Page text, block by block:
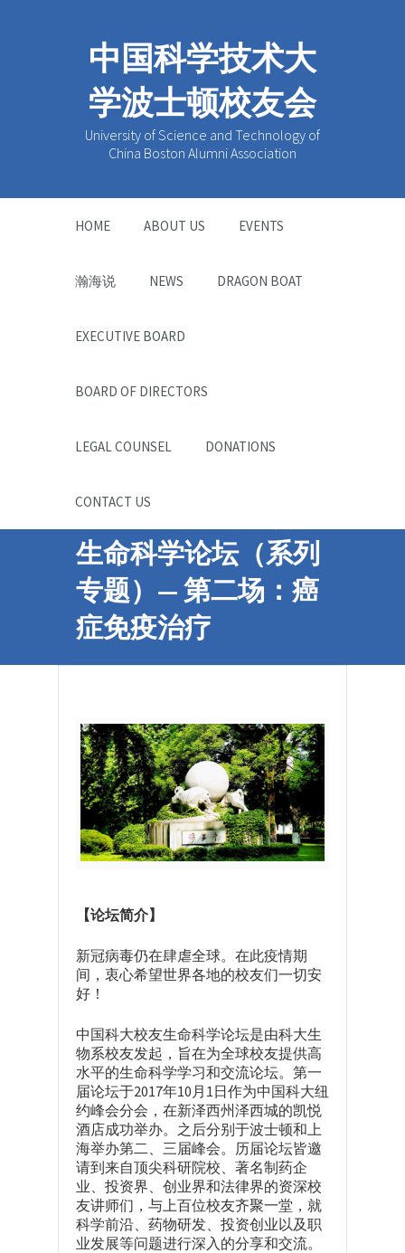
中国科学技术大
学波士顿校友会
University of Science and Technology of
China Boston Alumni Association
HOME ABOUT US EVENTS
瀚海说 NEWS DRAGON BOAT
EXECUTIVE BOARD
BOARD OF DIRECTORS
LEGAL COUNSEL DONATIONS
CONTACT US
第四届中国科大校友
生命科学论坛（系列
专题）— 第二场：癌
症免疫治疗
【论坛简介】
新冠病毒仍在肆虐全球。在此疫情期
间，衷心希望世界各地的校友们一切安
好！
中国科大校友生命科学论坛是由科大生
物系校友发起，旨在为全球校友提供高
水平的生命科学学习和交流论坛。第一
届论坛于2017年10月1日作为中国科大纽
约峰会分会，在新泽西州泽西城的凯悦
酒店成功举办。之后分别于波士顿和上
海举办第二、三届峰会。历届论坛皆邀
请到来自顶尖科研院校、著名制药企
业、投资界、创业界和法律界的资深校
友讲师们，与上百位校友齐聚一堂，就
科学前沿、药物研发、投资创业以及职
业发展等问题进行深入的分享和交流。